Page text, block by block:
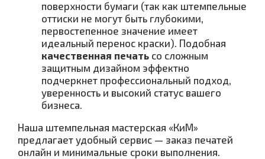
поверхности бумаги (так как штемпельные
оттиски не могут быть глубокими,
первостепенное значение имеет
идеальный перенос краски). Подобная
качественная печать со сложным
защитным дизайном эффектно
подчеркнет профессиональный подход,
уверенность и высокий статус вашего
бизнеса.
Наша штемпельная мастерская «КиМ»
предлагает удобный сервис — заказ печатей
онлайн и минимальные сроки выполнения.